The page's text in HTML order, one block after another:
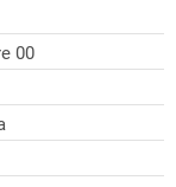
00